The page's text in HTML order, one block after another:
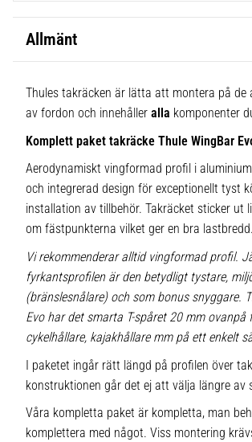
Allmänt
Thules takräcken är lätta att montera på de
av fordon och innehåller alla komponenter
Komplett paket takräcke Thule WingBar
Aerodynamiskt vingformad profil i
och integrerad design för exceptionellt tyst
installation av tillbehör. Takräcket sticker ut
om fästpunkterna vilket ger en bra lastbredd.
Vi rekommenderar alltid vingformad profil.
fyrkantsprofilen är den betydligt tystare,
(bränslesnålare) och som bonus snyggare.
Evo har det smarta T-spåret 20 mm ovanpå
cykelhållare, kajakhållare mm på ett enkelt
I paketet ingår rätt längd på profilen över
konstruktionen går det ej att välja längre av
Våra kompletta paket är kompletta, man
komplettera med något. Viss montering